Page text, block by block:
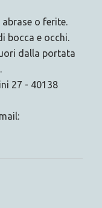
abrase o ferite.
bocca e occhi.
dalla portata
27 - 40138